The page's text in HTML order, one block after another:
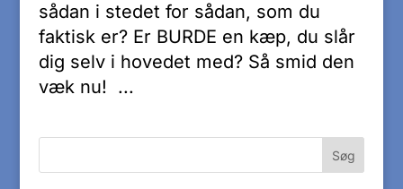
sådan i stedet for sådan, som du
faktisk er? Er BURDE en kæp, du slår
dig selv i hovedet med? Så smid den
væk nu! ...